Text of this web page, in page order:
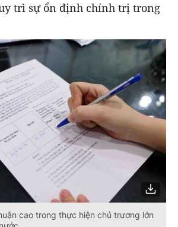
trì sự ổn định chính trị trong
cao trong thực hiện chủ trương lớn